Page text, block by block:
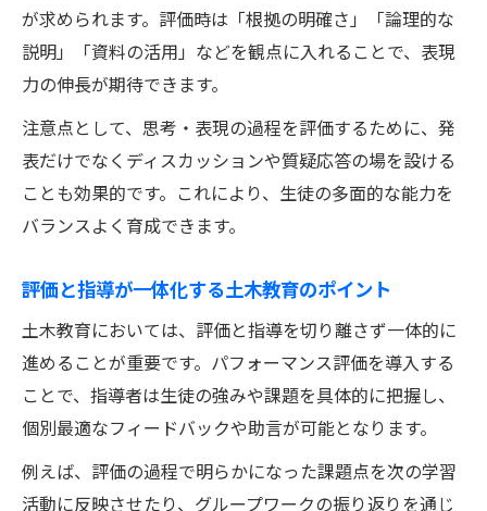
が求められます。評価時は「根拠の明確さ」「論理的な
説明」「資料の活用」などを観点に入れることで、表現
力の伸長が期待できます。
注意点として、思考・表現の過程を評価するために、発
表だけでなくディスカッションや質疑応答の場を設ける
ことも効果的です。これにより、生徒の多面的な能力を
バランスよく育成できます。
評価と指導が一体化する土木教育のポイント
土木教育においては、評価と指導を切り離さず一体的に
進めることが重要です。パフォーマンス評価を導入する
ことで、指導者は生徒の強みや課題を具体的に把握し、
個別最適なフィードバックや助言が可能となります。
例えば、評価の過程で明らかになった課題点を次の学習
活動に反映させたり、グループワークの振り返りを通じ